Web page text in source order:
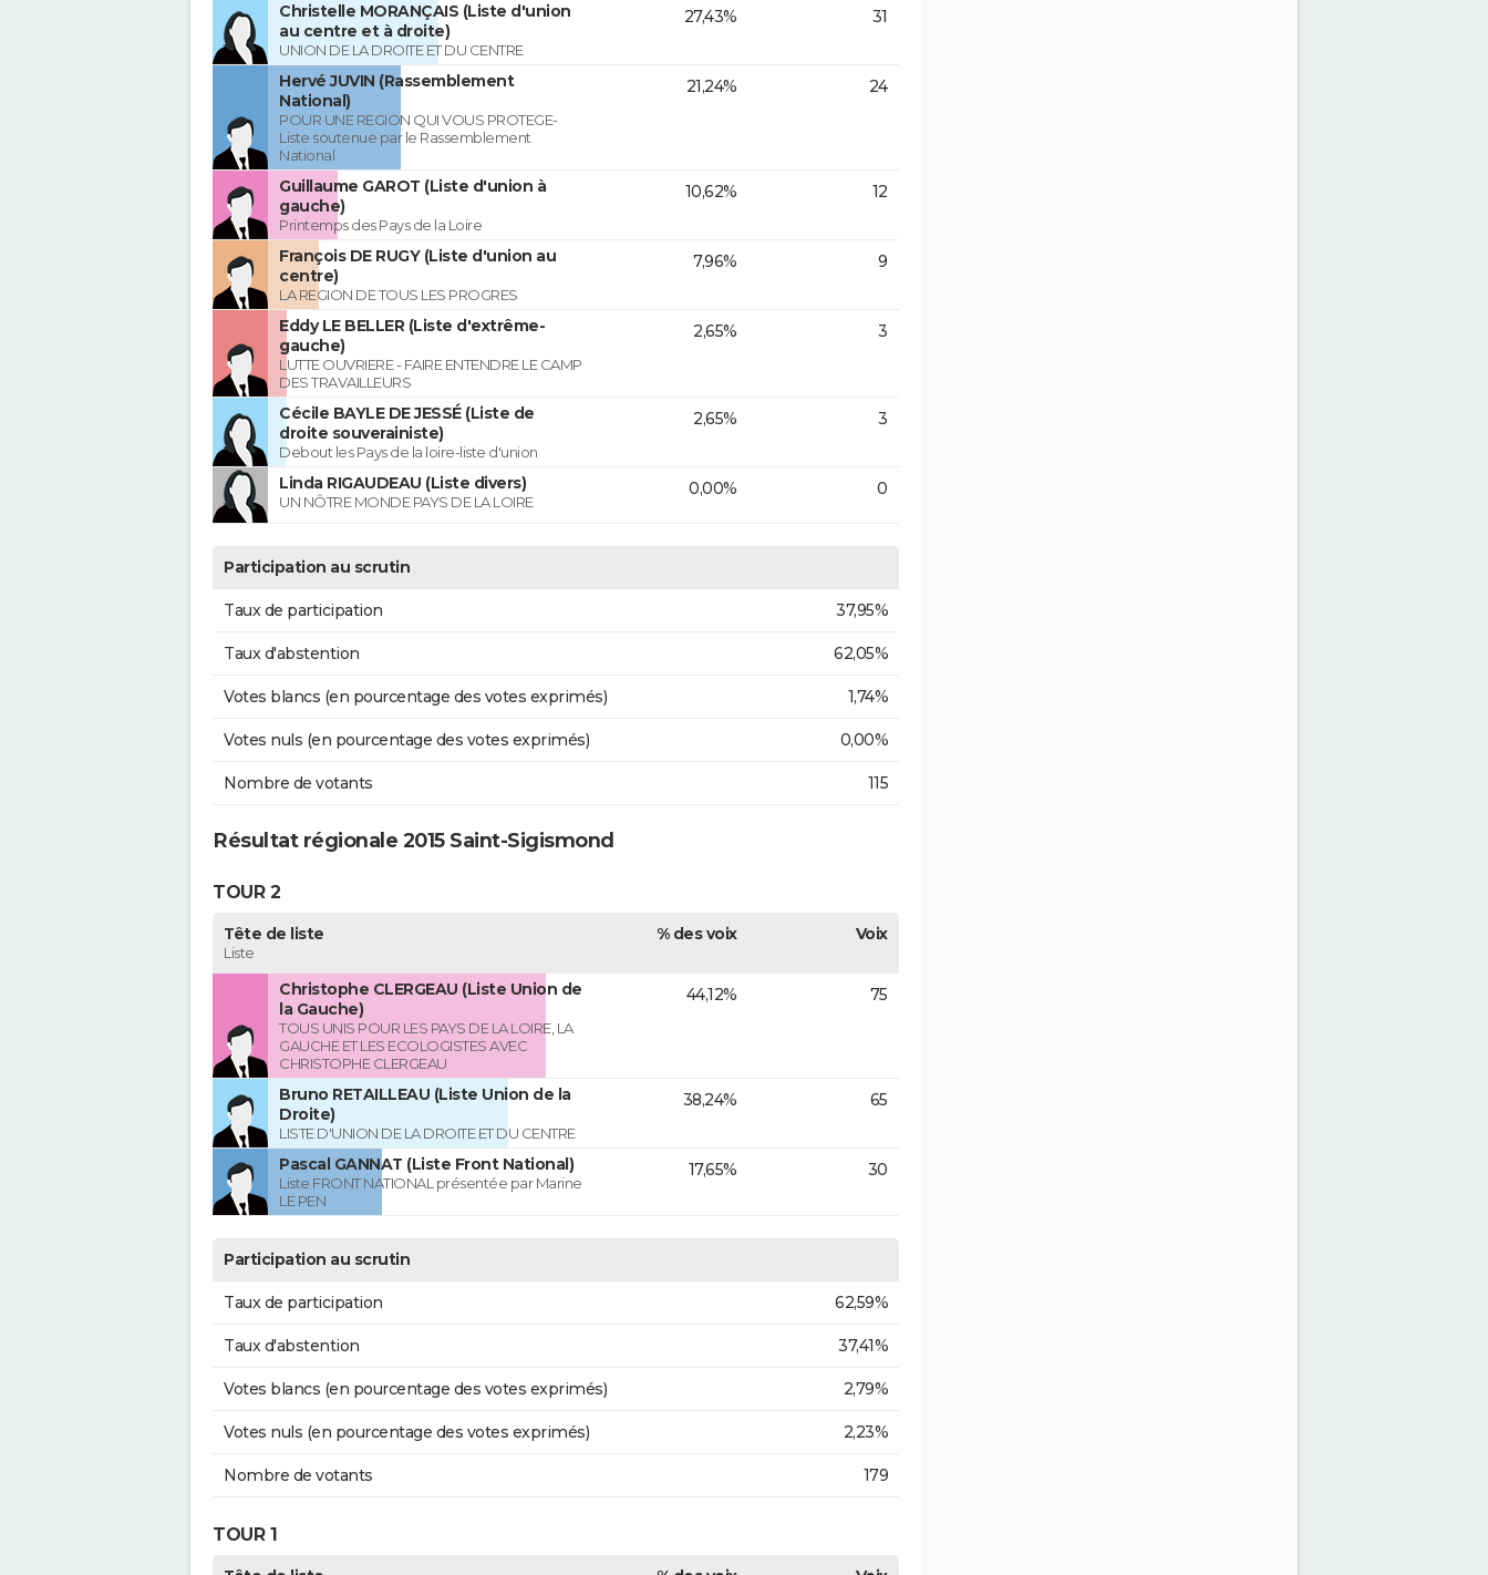
Christelle MORANÇAIS (Liste d'union
au centre et à droite)
UNION DE LA DROITE ET DU CENTRE
27,43% 31
Hervé JUVIN (Rassemblement
National)
POUR UNE REGION QUI VOUS PROTEGE-
Liste soutenue par le Rassemblement
National
21,24% 24
Guillaume GAROT (Liste d'union à
gauche)
Printemps des Pays de la Loire
10,62% 12
François DE RUGY (Liste d'union au
centre)
LA REGION DE TOUS LES PROGRES
7,96% 9
Eddy LE BELLER (Liste d'extrême-
gauche)
LUTTE OUVRIERE - FAIRE ENTENDRE LE CAMP
DES TRAVAILLEURS
2,65% 3
Cécile BAYLE DE JESSÉ (Liste de
droite souverainiste)
Debout les Pays de la loire-liste d'union
2,65% 3
Linda RIGAUDEAU (Liste divers)
UN NÔTRE MONDE PAYS DE LA LOIRE
0,00% 0
Participation au scrutin
Taux de participation 37,95%
Taux d'abstention 62,05%
Votes blancs (en pourcentage des votes exprimés) 1,74%
Votes nuls (en pourcentage des votes exprimés) 0,00%
Nombre de votants 115
Résultat régionale 2015 Saint-Sigismond
TOUR 2
Tête de liste
Liste
% des voix Voix
Christophe CLERGEAU (Liste Union de
la Gauche)
TOUS UNIS POUR LES PAYS DE LA LOIRE, LA
GAUCHE ET LES ECOLOGISTES AVEC
CHRISTOPHE CLERGEAU
44,12% 75
Bruno RETAILLEAU (Liste Union de la
Droite)
LISTE D'UNION DE LA DROITE ET DU CENTRE
38,24% 65
Pascal GANNAT (Liste Front National)
Liste FRONT NATIONAL présentée par Marine
LE PEN
17,65% 30
Participation au scrutin
Taux de participation 62,59%
Taux d'abstention 37,41%
Votes blancs (en pourcentage des votes exprimés) 2,79%
Votes nuls (en pourcentage des votes exprimés) 2,23%
Nombre de votants 179
TOUR 1